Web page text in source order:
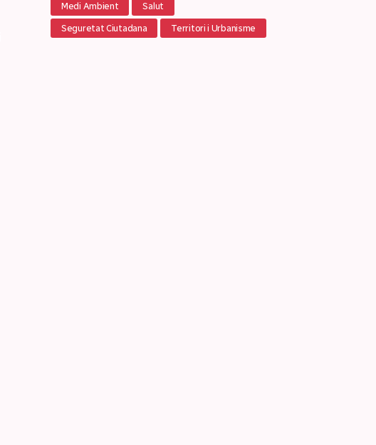
Medi Ambient Salut
Seguretat Ciutadana Territori i Urbanisme